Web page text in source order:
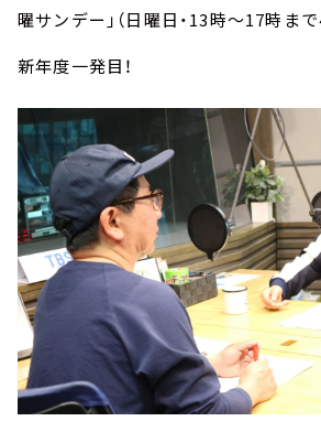
曜サンデー」（日曜日・13時～17時ま
新年度一発目！